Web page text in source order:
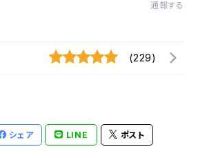
通報する
(229)
シェア LINE ポスト